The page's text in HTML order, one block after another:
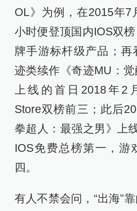
OL》为例，在2015年7
小时便登顶国内IOS双
牌手游标杆级产品；再
迹类续作《奇迹MU：
上线的首日2018年2
Store双榜前三；此后
拳超人：最强之男》上
IOS免费总榜第一，游
四。
有人不禁会问，“出海”